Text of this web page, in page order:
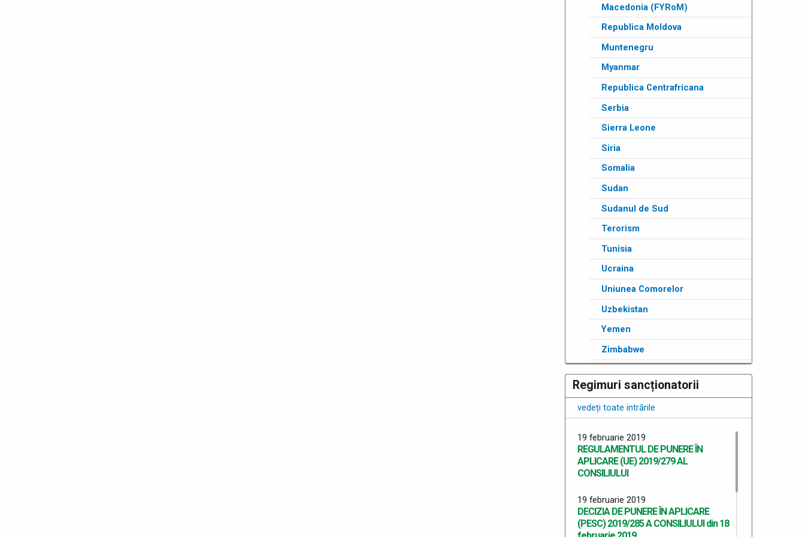
Macedonia (FYRoM)
Republica Moldova
Muntenegru
Myanmar
Republica Centrafricana
Serbia
Sierra Leone
Siria
Somalia
Sudan
Sudanul de Sud
Terorism
Tunisia
Ucraina
Uniunea Comorelor
Uzbekistan
Yemen
Zimbabwe
Regimuri sancționatorii
vedeți toate intrările
19 februarie 2019
REGULAMENTUL DE PUNERE ÎN
APLICARE (UE) 2019/279 AL
CONSILIULUI
19 februarie 2019
DECIZIA DE PUNERE ÎN APLICARE
(PESC) 2019/285 A CONSILIULUI din 18